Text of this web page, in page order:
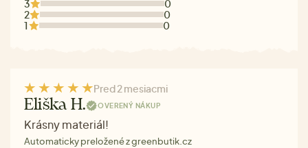
3
0
2
0
1
0
Pred 2 mesiacmi
Eliška H. OVERENÝ NÁKUP
Krásny materiál!
Automaticky preložené z greenbutik.cz